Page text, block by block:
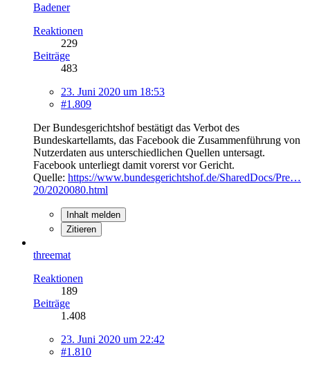
Badener
Reaktionen
229
Beiträge
483
23. Juni 2020 um 18:53
#1.809
Der Bundesgerichtshof bestätigt das Verbot des
Bundeskartellamts, das Facebook die Zusammenführung von
Nutzerdaten aus unterschiedlichen Quellen untersagt.
Facebook unterliegt damit vorerst vor Gericht.
Quelle: https://www.bundesgerichtshof.de/SharedDocs/Pre…
20/2020080.html
Inhalt melden
Zitieren
threemat
Reaktionen
189
Beiträge
1.408
23. Juni 2020 um 22:42
#1.810